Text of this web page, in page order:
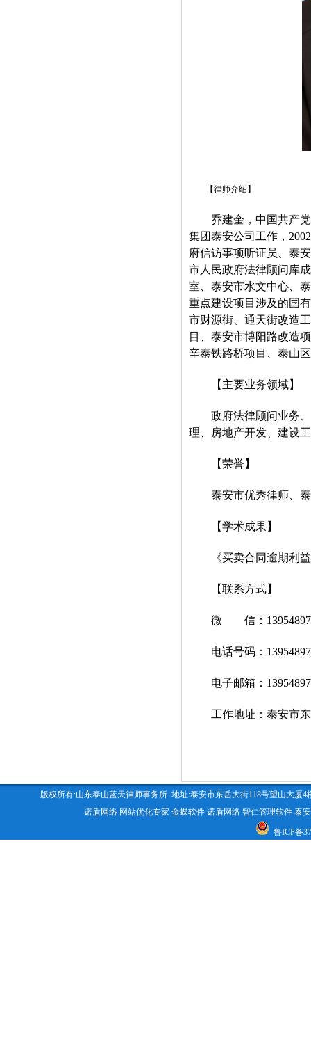
【律师介绍】
乔建奎，中国共产党
集团泰安公司工作，
府信访事项听证员、泰
市人民政府法律顾问库
室、泰安市水文中心、
重点建设项目涉及的国
市财源街、通天街改造
目、泰安市博阳路改造
辛泰铁路桥项目、泰山
【主要业务领域】
政府法律顾问业务、
理、房地产开发、建设
【荣誉】
泰安市优秀律师、泰
【学术成果】
《买卖合同逾期利益
【联系方式】
微 信：
电话号码：
电子邮箱：
工作地址：泰安市东
版权所有:山东泰山蓝天律师事务所 地址:泰安市东岳大街118号望山大厦4
诺盾网络 网站优化专家 金蝶软件 诺盾网络 智仁管理软件 泰
鲁ICP备